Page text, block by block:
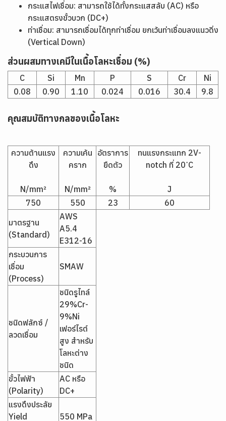
กระแสไฟเชื่อม: สามารถใช้ได้ทั้งกระแสสลับ (AC) หรือ
กระแสตรงขั้วบวก (DC+)
ท่าเชื่อม: สามารถเชื่อมได้ทุกท่าเชื่อม ยกเว้นท่าเชื่อมลงแนวดิ่ง
(Vertical Down)
ส่วนผสมทางเคมีในเนื้อโลหะเชื่อม (%)
C Si Mn P S Cr
Ni
0.08
0.90 1.10 0.024 0.016 30.4 9.8
คุณสมบัติทางกลของเนื้อโลหะ
ความต้านแรง
ดึง
N/mm²
ความเค้น
คราก
N/mm²
อัตราการ
ยืดตัว
%
ทนแรงกระแทก 2V-
notch ที่ 20 ํC
J
750
550 23
60
มาตรฐาน
(Standard)
AWS
A5.4
E312-16
กระบวนการ
เชื่อม
(Process)
SMAW
ชนิดฟลักซ์ /
ลวดเชื่อม
ชนิดรูไทล์
29%Cr-
9%Ni
เฟอร์ไรต์
สูง สำหรับ
โลหะต่าง
ชนิด
ขั้วไฟฟ้า
(Polarity)
AC หรือ
DC+
แรงดึงประลัย
Yield
550 MPa